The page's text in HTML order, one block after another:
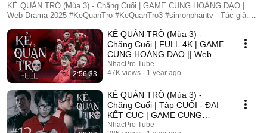
CUNG HOÀNG ĐẠO | Web Drama 2025
KẺ QUẢN TRÒ (Mùa 3) - Chặng Cuối | GAME CUNG HOÀNG ĐẠO |
Web Drama 2025 #KeQuanTro #KeQuanTro3 #simonphantv - Tác giả:
Tâm, Trúc, Khánh Duy ► Một trò chơi kỳ lạ, với mức thưởng tiền tỷ.
Một trò chơi mang hơi hướng của show truyền hình thực tế, nhưng dần
trở nên đen tối hơn quà từng vòng. Ai sẽ là người chiến thắng cuối
cùng?. Mục đích của KẺ QUẢN TRÒ là gì?. Và gương mặt đằng sau
chiếc mặt nạ. Tất cả sẽ tiết lộ trong seri web drama KẺ QUẢN TRÒ
(Mùa 3) Simon Phan _ Anh trai Simon Huỳnh Nhựt _ Diễn viên Huỳnh
Nhựt Bnat _ Ca sĩ Bnat Bảo Ngân _ Cô giáo Bảo Ngân Trúc _ TikToker
Trúc Khánh Duy _ Nghệ sĩ Khánh Duy Simon Phan _ Em trai Cá Hồi
2:56:33
KẺ QUẢN TRÒ (Mùa 3) -
Chặng Cuối | FULL 4K | GAME
CUNG HOÀNG ĐẠO || Web
Drama 2025
NhacPro Tube
47K views
1 year ago
KẺ QUẢN TRÒ (Mùa 3) -
Chặng Cuối | Tập CUỐI - ĐẠI
KẾT CỤC | GAME CUNG
HOÀNG ĐẠO || Web Drama
NhacPro Tube